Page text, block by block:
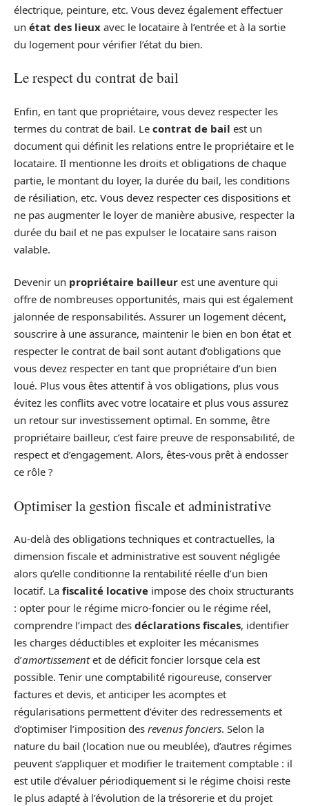
électrique, peinture, etc. Vous devez également effectuer
un état des lieux avec le locataire à l’entrée et à la sortie
du logement pour vérifier l’état du bien.
Le respect du contrat de bail
Enfin, en tant que propriétaire, vous devez respecter les
termes du contrat de bail. Le contrat de bail est un
document qui définit les relations entre le propriétaire et le
locataire. Il mentionne les droits et obligations de chaque
partie, le montant du loyer, la durée du bail, les conditions
de résiliation, etc. Vous devez respecter ces dispositions et
ne pas augmenter le loyer de manière abusive, respecter la
durée du bail et ne pas expulser le locataire sans raison
valable.
Devenir un propriétaire bailleur est une aventure qui
offre de nombreuses opportunités, mais qui est également
jalonnée de responsabilités. Assurer un logement décent,
souscrire à une assurance, maintenir le bien en bon état et
respecter le contrat de bail sont autant d’obligations que
vous devez respecter en tant que propriétaire d’un bien
loué. Plus vous êtes attentif à vos obligations, plus vous
évitez les conflits avec votre locataire et plus vous assurez
un retour sur investissement optimal. En somme, être
propriétaire bailleur, c’est faire preuve de responsabilité, de
respect et d’engagement. Alors, êtes-vous prêt à endosser
ce rôle ?
Optimiser la gestion fiscale et administrative
Au-delà des obligations techniques et contractuelles, la
dimension fiscale et administrative est souvent négligée
alors qu’elle conditionne la rentabilité réelle d’un bien
locatif. La fiscalité locative impose des choix structurants
: opter pour le régime micro-foncier ou le régime réel,
comprendre l’impact des déclarations fiscales, identifier
les charges déductibles et exploiter les mécanismes
d’amortissementet de déficit foncier lorsque cela est
possible. Tenir une comptabilité rigoureuse, conserver
factures et devis, et anticiper les acomptes et
régularisations permettent d’éviter des redressements et
d’optimiser l’imposition des revenus fonciers. Selon la
nature du bail (location nue ou meublée), d’autres régimes
peuvent s’appliquer et modifier le traitement comptable : il
est utile d’évaluer périodiquement si le régime choisi reste
le plus adapté à l’évolution de la trésorerie et du projet